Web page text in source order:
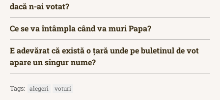
dacă n-ai votat?
Ce se va întâmpla când va muri Papa?
E adevărat că există o țară unde pe buletinul de vot
apare un singur nume?
Tags: alegeri voturi